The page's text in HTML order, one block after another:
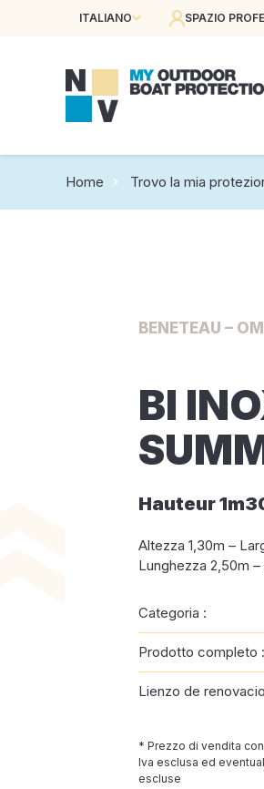
ITALIANO SPAZIO
Home Trovo la mia
BENETEAU –
BI
Hauteur
Altezza 1,30m –
Lunghezza 2,50m
Categoria :
Prodotto completo :
Lienzo de
* Prezzo di vendita
Iva esclusa ed
escluse